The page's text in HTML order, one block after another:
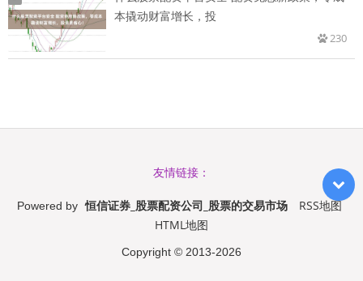
本撬动财富增长，投
230
友情链接：
Powered by 恒信证券_股票配资公司_股票的交易市场
RSS地图
HTML地图
Copyright © 2013-2026